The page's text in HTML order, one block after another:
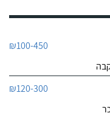
₪100-450
₪120-300